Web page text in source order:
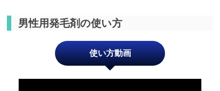
男性用発毛剤の使い方
使い方動画